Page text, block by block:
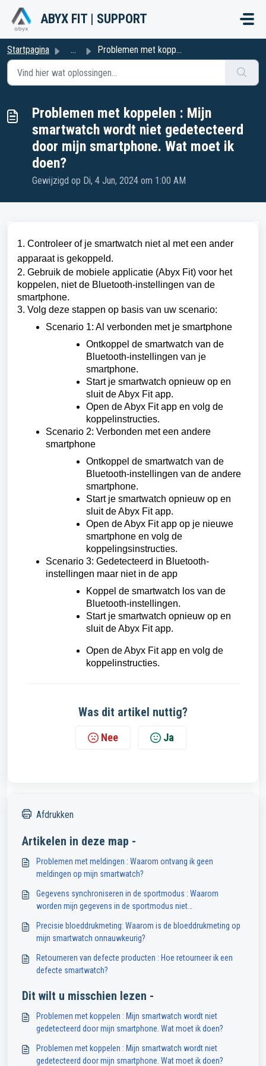
Doorgaan naar hoofdinhoud
ABYX FIT | SUPPORT
Startpagina ... Problemen met koppelen : Mijn smartwatch wordt niet gedet...
Problemen met koppelen : Mijn
smartwatch wordt niet gedetecteerd
door mijn smartphone. Wat moet ik
doen?
Gewijzigd op Di, 4 Jun, 2024 om 1:00 AM
1. Controleer of je smartwatch niet al met een ander
apparaat is gekoppeld.
2. Gebruik de mobiele applicatie (Abyx Fit) voor het
koppelen, niet de Bluetooth-instellingen van de
smartphone.
3. Volg deze stappen op basis van uw scenario:
Scenario 1: Al verbonden met je smartphone
Ontkoppel de smartwatch van de
Bluetooth-instellingen van je
smartphone.
Start je smartwatch opnieuw op en
sluit de Abyx Fit app.
Open de Abyx Fit app en volg de
koppelinstructies.
Scenario 2: Verbonden met een andere
smartphone
Ontkoppel de smartwatch van de
Bluetooth-instellingen van de andere
smartphone.
Start je smartwatch opnieuw op en
sluit de Abyx Fit app.
Open de Abyx Fit app op je nieuwe
smartphone en volg de
koppelingsinstructies.
Scenario 3: Gedetecteerd in Bluetooth-
instellingen maar niet in de app
Koppel de smartwatch los van de
Bluetooth-instellingen.
Start je smartwatch opnieuw op en
sluit de Abyx Fit app.
Open de Abyx Fit app en volg de
koppelinstructies.
Was dit artikel nuttig?
Nee Ja
Afdrukken
Artikelen in deze map -
Problemen met meldingen : Waarom ontvang ik geen
meldingen op mijn smartwatch?
Gegevens synchroniseren in de sportmodus : Waarom
worden mijn gegevens in de sportmodus niet
Precisie bloeddrukmeting: Waarom is de bloeddrukmeting op
mijn smartwatch onnauwkeurig?
Retourneren van defecte producten : Hoe retourneer ik een
defecte smartwatch?
Dit wilt u misschien lezen -
Problemen met koppelen : Mijn smartwatch wordt niet
gedetecteerd door mijn smartphone. Wat moet ik doen?
Problemen met koppelen : Mijn smartwatch wordt niet
gedetecteerd door mijn smartphone. Wat moet ik doen?